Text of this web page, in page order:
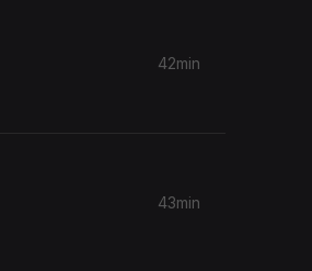
42min
43min